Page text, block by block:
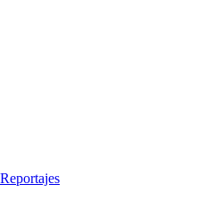
Reportajes